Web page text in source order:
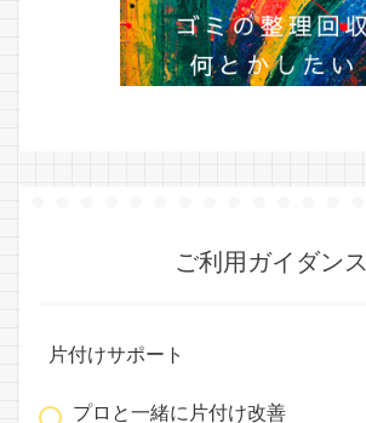
ご利用ガイダンス
片付けサポート
プロと一緒に片付け改善